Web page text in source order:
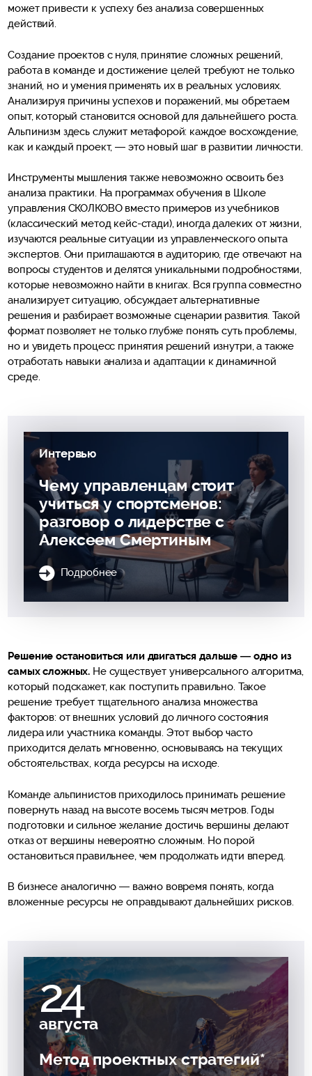
может привести к успеху без анализа совершенных
действий.
Создание проектов с нуля, принятие сложных решений,
работа в команде и достижение целей требуют не только
знаний, но и умения применять их в реальных условиях.
Анализируя причины успехов и поражений, мы обретаем
опыт, который становится основой для дальнейшего роста.
Альпинизм здесь служит метафорой: каждое восхождение,
как и каждый проект, — это новый шаг в развитии личности.
Инструменты мышления также невозможно освоить без
анализа практики. На программах обучения в Школе
управления СКОЛКОВО вместо примеров из учебников
(классический метод кейс-стади), иногда далеких от жизни,
изучаются реальные ситуации из управленческого опыта
экспертов. Они приглашаются в аудиторию, где отвечают на
вопросы студентов и делятся уникальными подробностями,
которые невозможно найти в книгах. Вся группа совместно
анализирует ситуацию, обсуждает альтернативные
решения и разбирает возможные сценарии развития. Такой
формат позволяет не только глубже понять суть проблемы,
но и увидеть процесс принятия решений изнутри, а также
отработать навыки анализа и адаптации к динамичной
среде.
Интервью
Чему управленцам стоит
учиться у спортсменов:
разговор о лидерстве с
Алексеем Смертиным
Подробнее
Решение остановиться или двигаться дальше — одно из
самых сложных. Не существует универсального алгоритма,
который подскажет, как поступить правильно. Такое
решение требует тщательного анализа множества
факторов: от внешних условий до личного состояния
лидера или участника команды. Этот выбор часто
приходится делать мгновенно, основываясь на текущих
обстоятельствах, когда ресурсы на исходе.
Команде альпинистов приходилось принимать решение
повернуть назад на высоте восемь тысяч метров. Годы
подготовки и сильное желание достичь вершины делают
отказ от вершины невероятно сложным. Но порой
остановиться правильнее, чем продолжать идти вперед.
В бизнесе аналогично — важно вовремя понять, когда
вложенные ресурсы не оправдывают дальнейших рисков.
24
августа
Метод проектных стратегий*